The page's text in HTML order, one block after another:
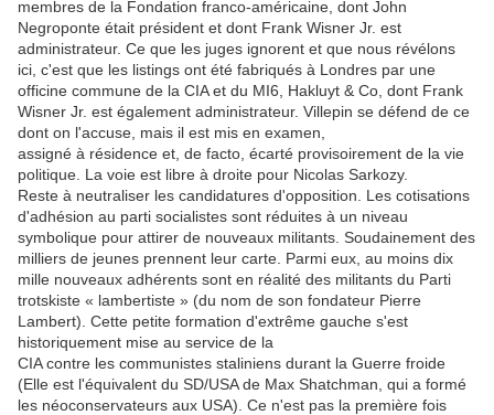
membres de la Fondation franco-américaine, dont John
Negroponte était président et dont Frank Wisner Jr. est
administrateur. Ce que les juges ignorent et que nous révélons
ici, c'est que les listings ont été fabriqués à Londres par une
officine commune de la CIA et du MI6, Hakluyt & Co, dont Frank
Wisner Jr. est également administrateur. Villepin se défend de ce
dont on l'accuse, mais il est mis en examen,
assigné à résidence et, de facto, écarté provisoirement de la vie
politique. La voie est libre à droite pour Nicolas Sarkozy.
Reste à neutraliser les candidatures d'opposition. Les cotisations
d'adhésion au parti socialistes sont réduites à un niveau
symbolique pour attirer de nouveaux militants. Soudainement des
milliers de jeunes prennent leur carte. Parmi eux, au moins dix
mille nouveaux adhérents sont en réalité des militants du Parti
trotskiste « lambertiste » (du nom de son fondateur Pierre
Lambert). Cette petite formation d'extrême gauche s'est
historiquement mise au service de la
CIA contre les communistes staliniens durant la Guerre froide
(Elle est l'équivalent du SD/USA de Max Shatchman, qui a formé
les néoconservateurs aux USA). Ce n'est pas la première fois